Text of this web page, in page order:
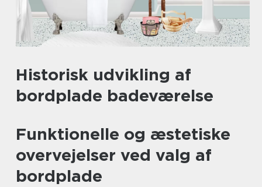
Historisk udvikling af
bordplade badeværelse
Funktionelle og æstetiske
overvejelser ved valg af
bordplade